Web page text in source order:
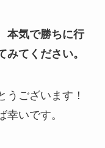
本気で勝ちに行
みてください。
うございます！
いです。